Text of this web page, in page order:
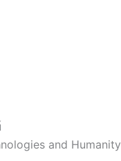
and Humanity